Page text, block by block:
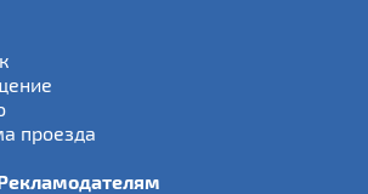
проезда